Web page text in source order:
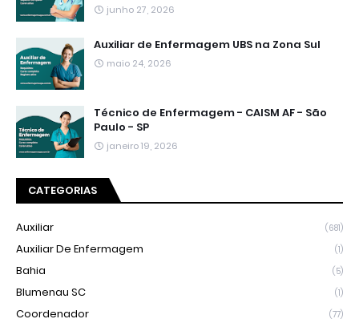
junho 27, 2026
Auxiliar de Enfermagem UBS na Zona Sul
maio 24, 2026
Técnico de Enfermagem - CAISM AF - São
Paulo - SP
janeiro 19, 2026
CATEGORIAS
Auxiliar (681)
Auxiliar De Enfermagem (1)
Bahia (5)
Blumenau SC (1)
Coordenador (77)